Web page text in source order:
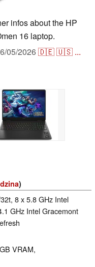
infos about the HP
16 laptop.
05/2026🇩🇪🇺🇸 ...
)
8 x 5.8 GHz Intel
GHz Intel Gracemont
VRAM,